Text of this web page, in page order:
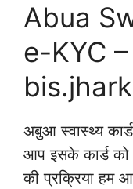
Abua
e-KYC –
अबुआ स्वास्थ्य
आप इसके कार्ड
की प्रक्रिया हम